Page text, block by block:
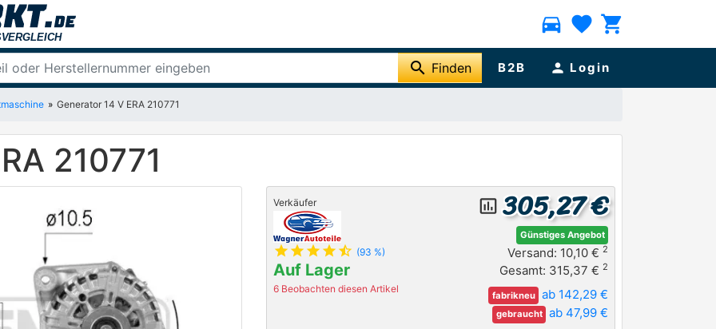
directions_car favorite shopping_cart
search Finden B2B person Login
Generator 14 V ERA 210771
210771
Verkäufer
star star star star star_half (93 %)
Auf Lager
6 Beobachten diesen Artikel
insert_chart_outlined 305,27 €
Günstiges Angebot
Versand: 10,10 € 2
Gesamt: 315,37 € 2
fabrikneu ab 142,29 €
gebraucht ab 47,99 €